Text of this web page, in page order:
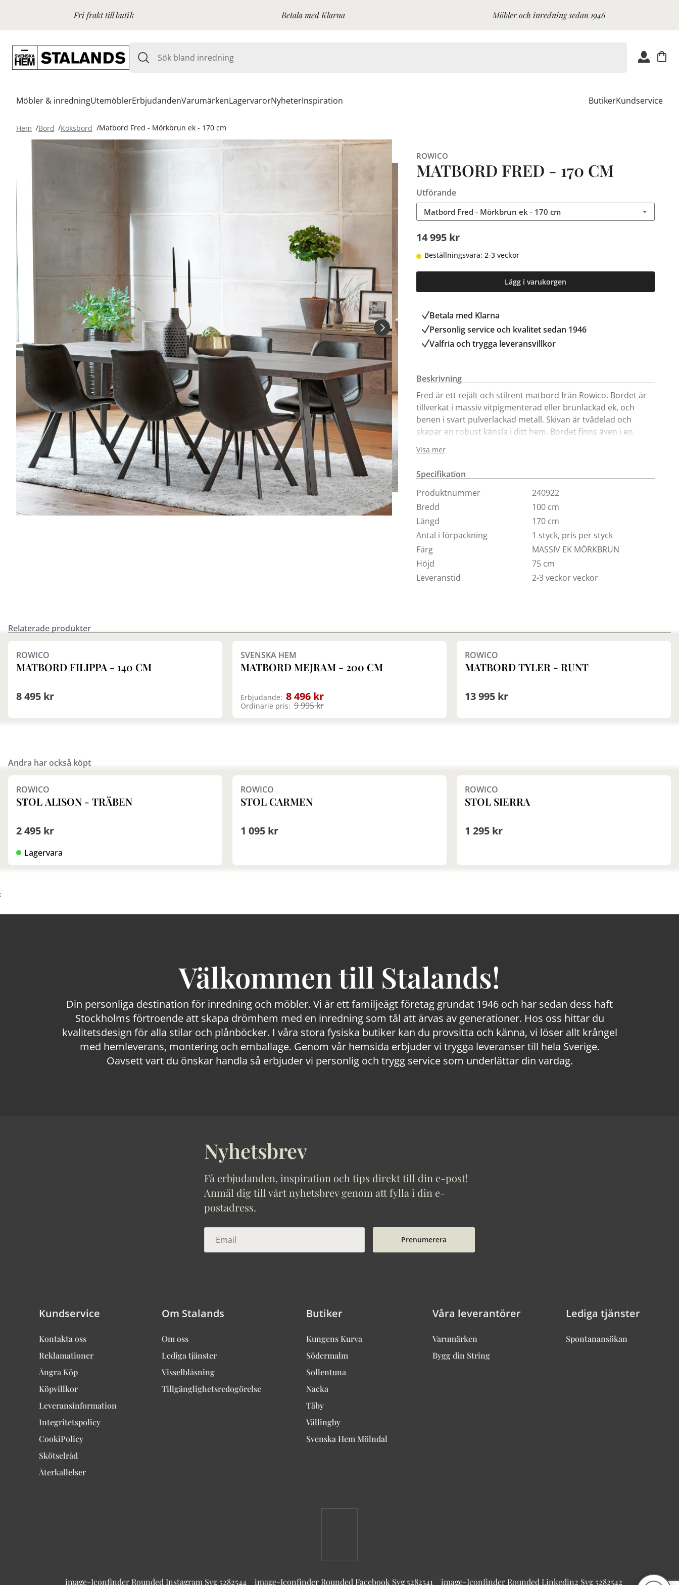
Fri frakt till butik Betala med Klarna Möbler och inredning sedan 1946
Möbler & inredningUtemöblerErbjudandenVarumärkenLagervarorNyheterInspiration ButikerKundservice
Hem Bord Köksbord Matbord Fred - Mörkbrun ek - 170 cm
ROWICO
MATBORD FRED - 170 CM
Utförande
Matbord Fred - Mörkbrun ek - 170 cm
14 995 kr
Beställningsvara: 2-3 veckor
Lägg i varukorgen
Betala med Klarna
Personlig service och kvalitet sedan 1946
Valfria och trygga leveransvillkor
Beskrivning
Fred är ett rejält och stilrent matbord från Rowico. Bordet är
tillverkat i massiv vitpigmenterad eller brunlackad ek, och
benen i svart pulverlackad metall. Skivan är tvådelad och
skapar en robust känsla i ditt hem. Bordet finns även i en
som ingår i samma serie.
Visa mer
Specifikation
Produktnummer
240922
Bredd
100 cm
Längd
170 cm
Antal i förpackning
1 styck, pris per styck
Färg
MASSIV EK MÖRKBRUN
Höjd
75 cm
Leveranstid
2-3 veckor veckor
Relaterade produkter Finns i fler val (2)
ROWICO
MATBORD FILIPPA - 140 CM
8 495 kr
Finns i fler val (3)
SVENSKA HEM
MATBORD MEJRAM - 200 CM
Erbjudande: 8 496 kr
Ordinarie pris: 9 995 kr
Finns i fler val (3)
ROWICO
MATBORD TYLER - RUNT
13 995 kr
Andra har också köpt Finns i fler val (11)
ROWICO
STOL ALISON - TRÄBEN
2 495 kr
Lagervara
Finns i fler val (4)
ROWICO
STOL CARMEN
1 095 kr
Finns i fler val (7)
ROWICO
STOL SIERRA
1 295 kr
;
Välkommen till Stalands!
Din personliga destination för inredning och möbler. Vi är ett familjeägt företag grundat 1946 och har sedan dess haft
Stockholms förtroende att skapa drömhem med en inredning som tål att ärvas av generationer. Hos oss hittar du
kvalitetsdesign för alla stilar och plånböcker. I våra stora fysiska butiker kan du provsitta och känna, vi löser allt krångel
med hemleverans, montering och emballage. Genom vår hemsida erbjuder vi trygga leveranser till hela Sverige.
Oavsett vart du önskar handla så erbjuder vi personlig och trygg service som underlättar din vardag.
Nyhetsbrev
Få erbjudanden, inspiration och tips direkt till din e-post!
Anmäl dig till vårt nyhetsbrev genom att fylla i din e-
postadress.
Prenumerera
Kundservice
Kontakta oss
Reklamationer
Ångra Köp
Köpvillkor
Leveransinformation
Integritetspolicy
CookiPolicy
Skötselråd
Återkallelser
Om Stalands
Om oss
Lediga tjänster
Visselblåsning
Tillgänglighetsredogörelse
Butiker
Kungens Kurva
Södermalm
Sollentuna
Nacka
Täby
Vällingby
Svenska Hem Mölndal
Våra leverantörer
Varumärken
Bygg din String
Lediga tjänster
Spontanansökan